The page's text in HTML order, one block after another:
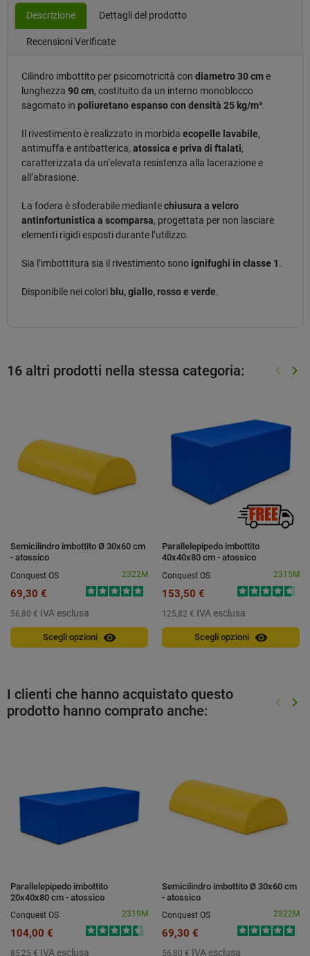
Descrizione Dettagli del prodotto
Recensioni Verificate
Cilindro imbottito per psicomotricità con diametro 30 cme
lunghezza 90 cm, costituito da un interno monoblocco
sagomato in poliuretano espanso con densità 25 kg/m³.
Il rivestimento è realizzato in morbida ecopelle lavabile,
antimuffa e antibatterica, atossica e priva di ftalati,
caratterizzata da un’elevata resistenza alla lacerazione e
all’abrasione.
La fodera è sfoderabile mediantechiusura a velcro
antinfortunistica a scomparsa, progettata per non lasciare
elementi rigidi esposti durante l’utilizzo.
Sia l’imbottitura sia il rivestimento sono ignifughi in classe 1.
Disponibile nei colori blu, giallo, rosso e verde.
16 altri prodotti nella stessa categoria: keyboard_arrow_left keyboard_arrow_right
Semicilindro imbottito Ø 30x60 cm
- atossico
Conquest OS
2322M
69,30 €
56,80 € IVA esclusa
Scegli opzioni visibility
Parallelepipedo imbottito
40x40x80 cm - atossico
Conquest OS
2315M
153,50 €
125,82 € IVA esclusa
Scegli opzioni visibility
I clienti che hanno acquistato questo
prodotto hanno comprato anche:
keyboard_arrow_left keyboard_arrow_right
Parallelepipedo imbottito
20x40x80 cm - atossico
Conquest OS
2319M
104,00 €
85,25 € IVA esclusa
Semicilindro imbottito Ø 30x60 cm
- atossico
Conquest OS
2322M
69,30 €
56,80 € IVA esclusa